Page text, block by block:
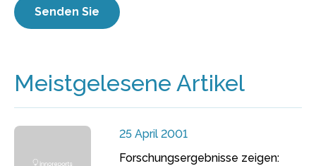
Meistgelesene Artikel
25 April 2001
Forschungsergebnisse zeigen: